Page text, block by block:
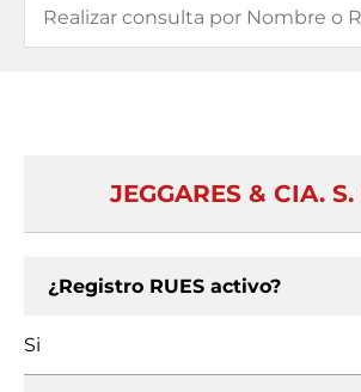
JEGGARES & CIA. S.
¿Registro RUES activo?
Si